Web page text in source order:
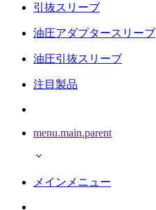
引抜スリーブ
油圧アダプタースリーブ
油圧引抜スリーブ
注目製品
menu.main.parent
メインメニュー